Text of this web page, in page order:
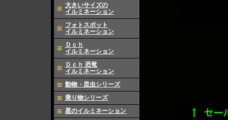
大きいサイズの
イルミネーション
フォトスポット
イルミネーション
Ｄｃｈ
イルミネーション
Ｄｃｈ 恐竜
イルミネーション
動物・昆虫シリーズ
乗り物シリーズ
星のイルミネーション